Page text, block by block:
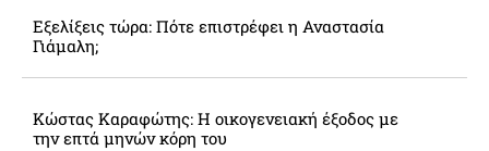
Εξελίξεις τώρα: Πότε επιστρέφει η Αναστασία
Γιάμαλη;
Κώστας Καραφώτης: Η οικογενειακή έξοδος με
την επτά μηνών κόρη του